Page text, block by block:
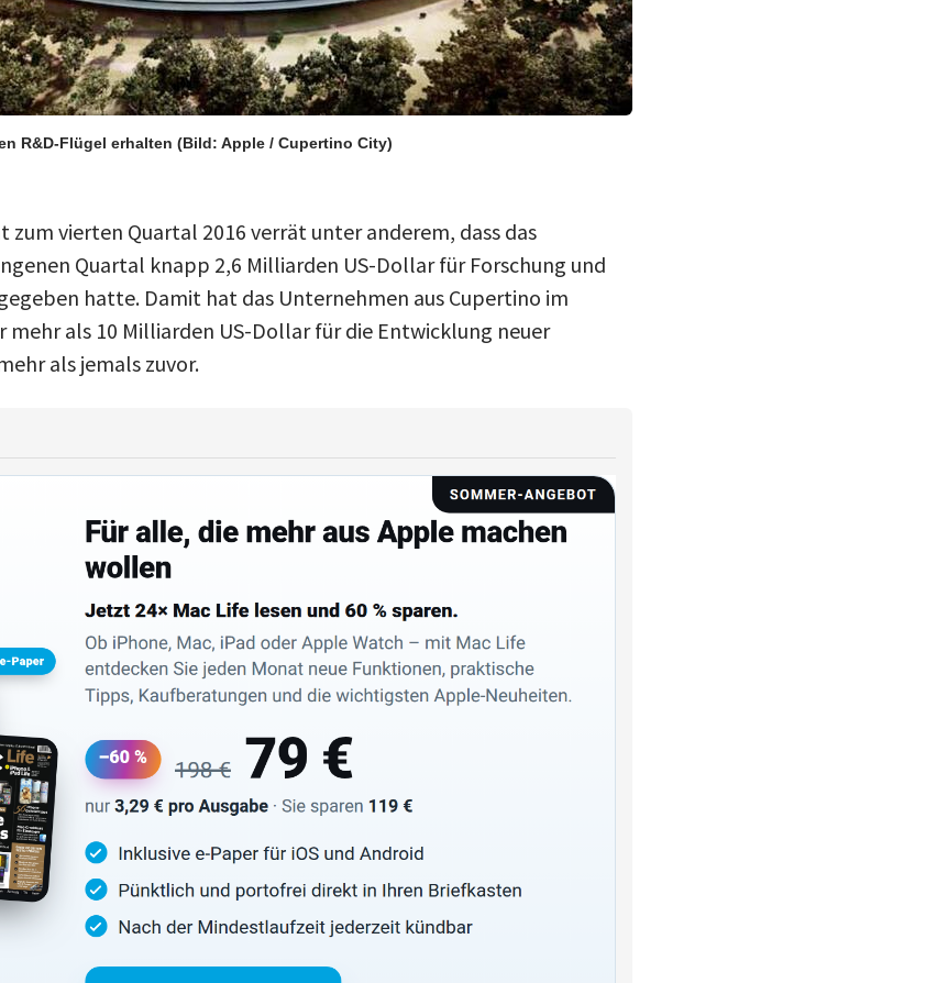
R&D-Flügel erhalten (Bild: Apple / Cupertino City)
zum vierten Quartal 2016 verrät unter anderem, dass das
Quartal knapp 2,6 Milliarden US-Dollar für Forschung und
hatte. Damit hat das Unternehmen aus Cupertino im
mehr als 10 Milliarden US-Dollar für die Entwicklung neuer
als jemals zuvor.